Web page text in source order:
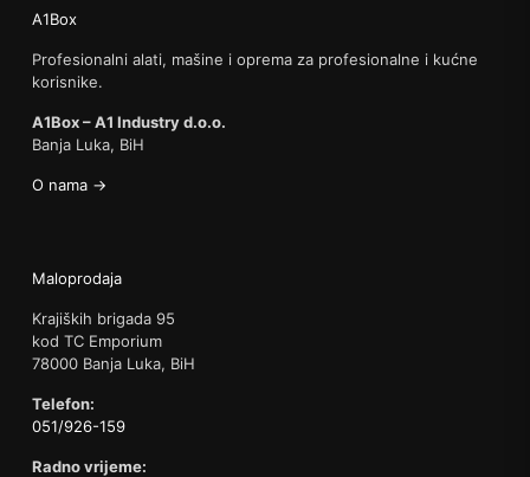
A1Box
Profesionalni alati, mašine i oprema za profesionalne i kućne
korisnike.
A1Box – A1 Industry d.o.o.
Banja Luka, BiH
O nama →
Maloprodaja
Krajiških brigada 95
kod TC Emporium
78000 Banja Luka, BiH
Telefon:
051/926-159
Radno vrijeme: